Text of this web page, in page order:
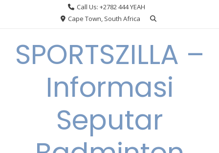
Call Us: +2782 444 YEAH
Cape Town, South Africa
SPORTSZILLA –
Informasi
Seputar